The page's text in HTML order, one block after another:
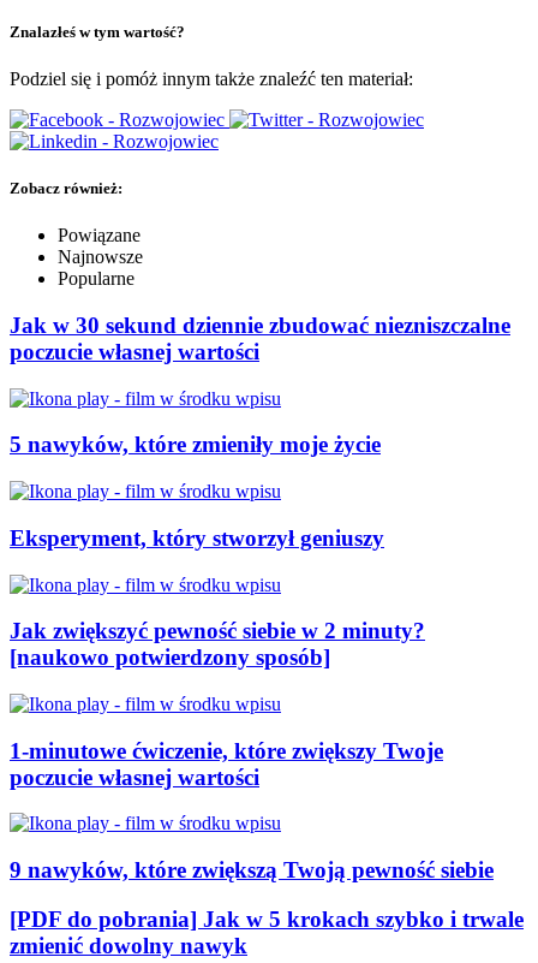
Znalazłeś w tym wartość?
Podziel się i pomóż innym także znaleźć ten materiał:
Zobacz również:
Powiązane
Najnowsze
Popularne
Jak w 30 sekund dziennie zbudować niezniszczalne
poczucie własnej wartości
5 nawyków, które zmieniły moje życie
Eksperyment, który stworzył geniuszy
Jak zwiększyć pewność siebie w 2 minuty?
[naukowo potwierdzony sposób]
1-minutowe ćwiczenie, które zwiększy Twoje
poczucie własnej wartości
9 nawyków, które zwiększą Twoją pewność siebie
[PDF do pobrania] Jak w 5 krokach szybko i trwale
zmienić dowolny nawyk